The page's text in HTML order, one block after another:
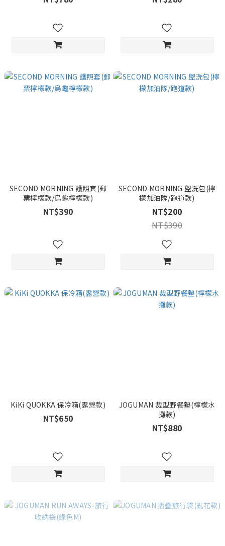
SECOND MORNING 護照套(郵
票檸檬款/烏龜檸檬款)
NT$390
SECOND MORNING 盥洗包(檸
檬加油隊/跑道款)
NT$200
NT$390
KiKi QUOKKA 保冷箱(露營款)
NT$650
JOGUMAN 裁型野餐墊(檸檬水
攤款)
NT$880